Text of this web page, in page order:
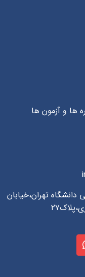
ها و آزمون ها
دانشگاه تهران،خیابان